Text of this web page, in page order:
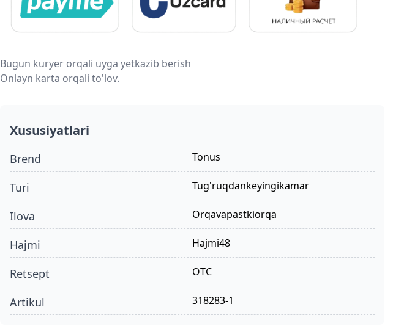
Bugun kuryer orqali uyga yetkazib berish
Onlayn karta orqali to'lov.
Xususiyatlari
Brend Tonus
turi tug'ruqdankeyingikamar
ilova orqavapastkiorqa
hajmi hajmi48
retsept OTC
Artikul 318283-1